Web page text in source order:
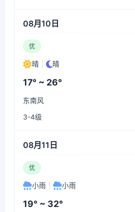
08月10日
优
晴 晴
17° ~ 26°
东南风
3-4级
08月11日
优
小雨 小雨
19° ~ 32°